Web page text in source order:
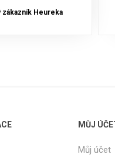
zákazník Heureka
MŮJ
Můj účet